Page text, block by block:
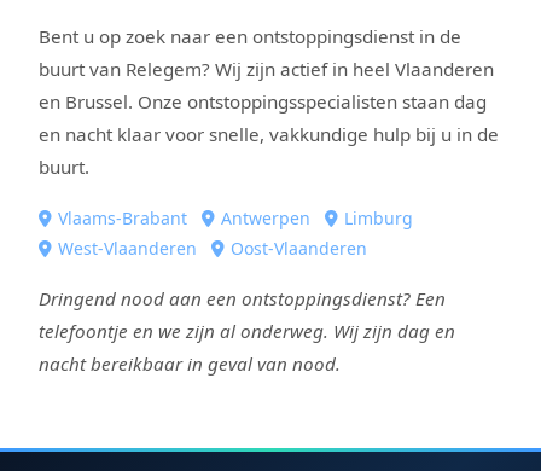
Bent u op zoek naar een ontstoppingsdienst in de
buurt van Relegem? Wij zijn actief in heel Vlaanderen
en Brussel. Onze ontstoppingsspecialisten staan dag
en nacht klaar voor snelle, vakkundige hulp bij u in de
buurt.
Vlaams-Brabant Antwerpen
Limburg
West-Vlaanderen
Oost-Vlaanderen
Dringend nood aan een ontstoppingsdienst? Een
telefoontje en we zijn al onderweg. Wij zijn dag en
nacht bereikbaar in geval van nood.